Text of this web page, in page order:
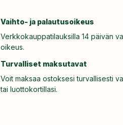
Vaihto- ja palautusoikeus
Verkkokauppatilauksilla 14 päivän
oikeus.
Turvalliset maksutavat
Voit maksaa ostoksesi turvallisesti
tai luottokortillasi.